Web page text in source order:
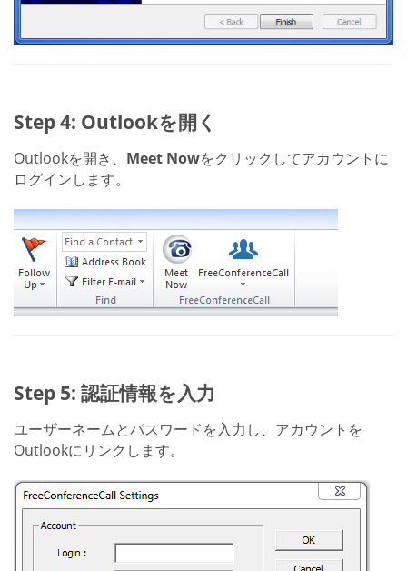
Step 4: Outlookを開く
Outlookを開き、 Meet Nowをクリックしてアカウントに
ログインします。
Step 5: 認証情報を入力
ユーザーネームとパスワードを入力し、アカウントを
Outlookにリンクします。